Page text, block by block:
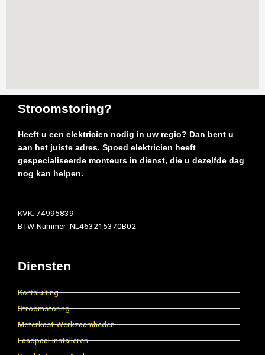
Stroomstoring?
Heeft u een elektricien nodig in uw regio? Dan bent u
aan het juiste adres. Spoed elektricien heeft
gespecialiseerde monteurs in dienst, die u dezelfde dag
nog kan helpen.
KVK: 74995839
BTW-Nummer: NL463215370B02
Diensten
Kortsluiting
Stroomstoring
Meterkast-Werkzaamheden
Laadpaal-Installeren